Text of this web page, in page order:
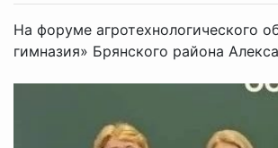
На форуме агротехнологического
гимназия» Брянского района